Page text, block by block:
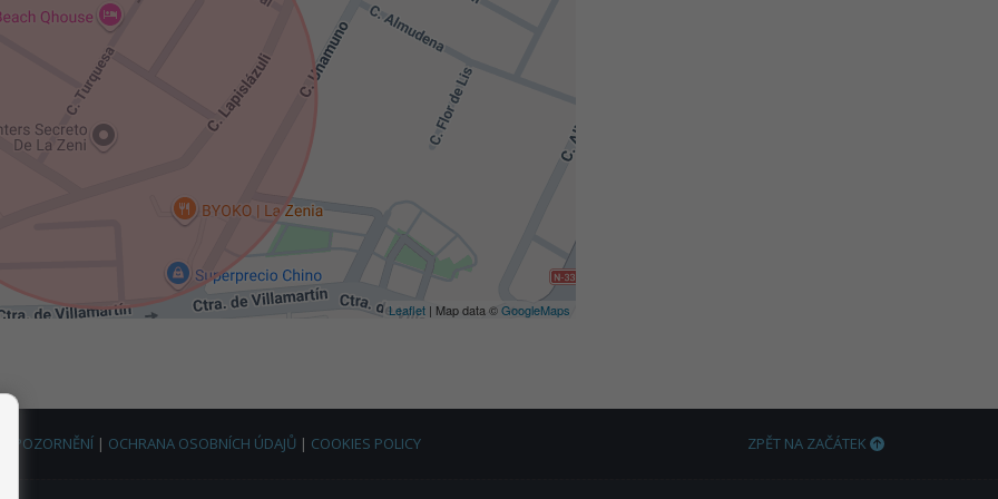
Leaflet| Map data ©GoogleMaps
UPOZORNĚNÍ | OCHRANA OSOBNÍCH ÚDAJŮ | COOKIES POLICY ZPĚT NA ZAČÁTEK